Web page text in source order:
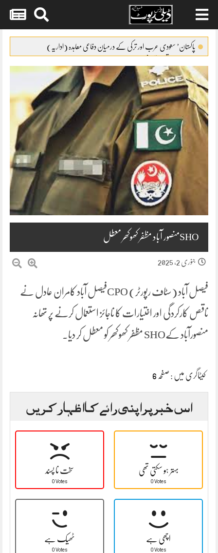
contentپاکستان’ سعودی عرب اور ترکی کے درمیان دفاعی معاہدہ (اداریہ)
گریڈ17سے22کے افسران کیلئے ٹرانسپورٹ الائونس کا نوٹیفکیشن
FCCIکو معذور افراد کے حقوق کا مکمل ادراک ہے
بلدیاتی انتخابات کیلئے فنڈز مانگ لئے گئے
SHOمنصور آباد مظفر کھوکھر معطل
جنوری 2, 2025
فیصل آباد (سٹاف رپورٹر) CPOفیصل آباد کامران عادل نے
ناقص کارکردگی اور اختیارات کا ناجائز استعمال کرنے پر تھانہ
منصورآباد کےSHO مظفر کھوکھر کو معطل کر دیا۔
کیٹاگری میں : صفحہ 6
اس خبر پر اپنی رائے کا اظہار کریں
سخت نا پسند
0 Votes
بہتر ہو سکتی تھی
0 Votes
ٹھیک ہے
0 Votes
اچھی ہے
0 Votes